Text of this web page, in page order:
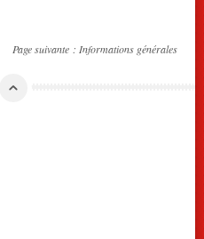
Page suivante : Informations générales